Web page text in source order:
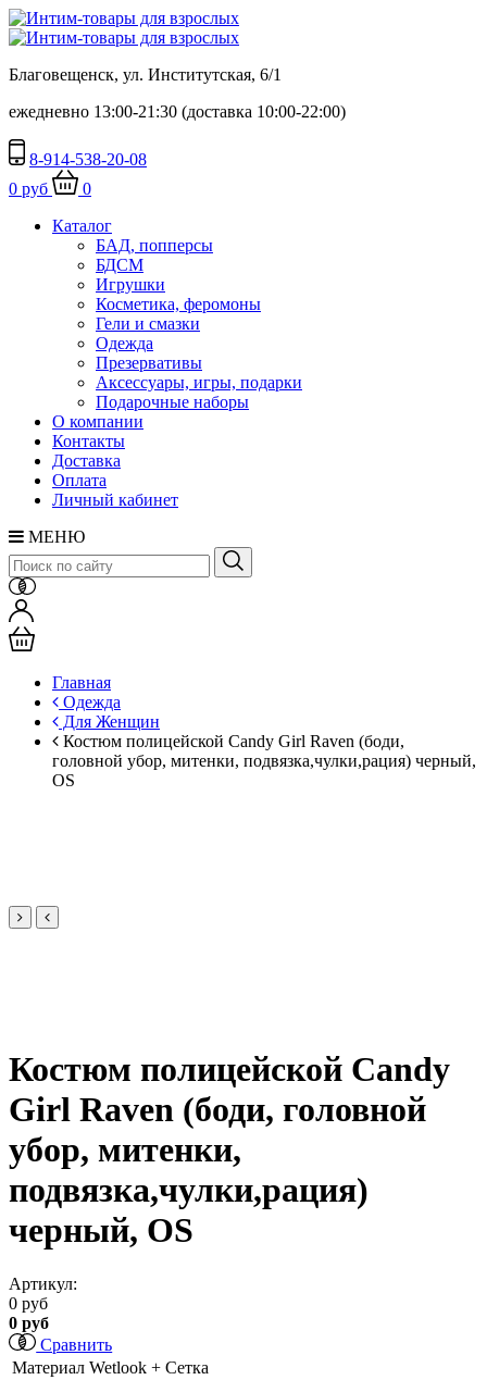
Благовещенск, ул. Институтская, 6/1
ежедневно 13:00-21:30 (доставка 10:00-22:00)
8-914-538-20-08
0 руб
0
Каталог
БАД, попперсы
БДСМ
Игрушки
Косметика, феромоны
Гели и смазки
Одежда
Презервативы
Аксессуары, игры, подарки
Подарочные наборы
О компании
Контакты
Доставка
Оплата
Личный кабинет
МЕНЮ
Главная
Одежда
Для Женщин
Костюм полицейской Candy Girl Raven (боди,
головной убор, митенки, подвязка,чулки,рация) черный,
OS
Костюм полицейской Candy
Girl Raven (боди, головной
убор, митенки,
подвязка,чулки,рация)
черный, OS
Артикул:
0 руб
0 руб
Сравнить
Материал Wetlook + Сетка